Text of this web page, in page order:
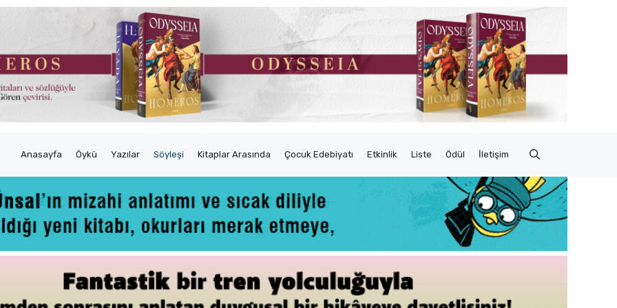
Anasayfa Öykü Yazılar Söyleşi Kitaplar Arasında Çocuk Edebiyatı Etkinlik Liste Ödül İletişim